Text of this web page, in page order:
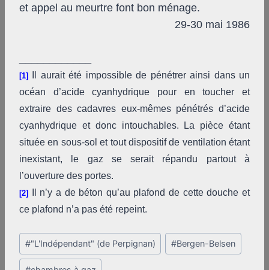
et appel au meurtre font bon ménage.
29-30 mai 1986
[1]
Il aurait été impossible de pénétrer ainsi dans un
océan d’acide cyanhydrique pour en toucher et
extraire des cadavres eux-mêmes pénétrés d’acide
cyanhydrique et donc intouchables. La pièce étant
située en sous-sol et tout dispositif de ventilation étant
inexistant, le gaz se serait répandu partout à
l’ouverture des portes.
[2]
Il n’y a de béton qu’au plafond de cette douche et
ce plafond n’a pas été repeint.
Post
Tags:
#"L'Indépendant" (de Perpignan) #Bergen-Belsen